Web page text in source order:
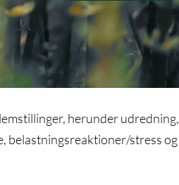
herunder udredning,
belastningsreaktioner/stress og